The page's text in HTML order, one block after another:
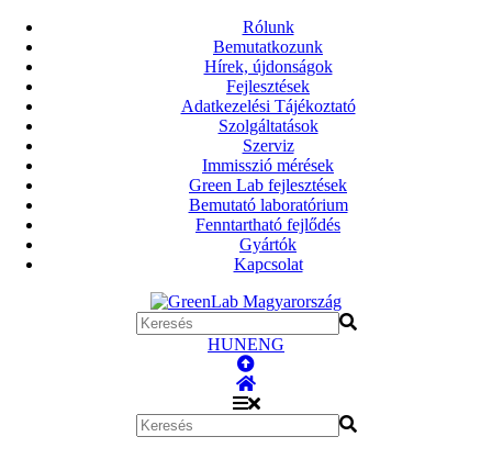
Rólunk
Bemutatkozunk
Hírek, újdonságok
Fejlesztések
Adatkezelési Tájékoztató
Szolgáltatások
Szerviz
Immisszió mérések
Green Lab fejlesztések
Bemutató laboratórium
Fenntartható fejlődés
Gyártók
Kapcsolat
HUNENG